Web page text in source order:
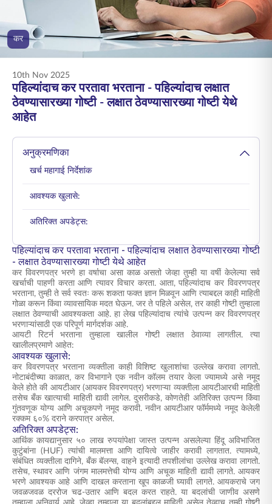
ENGLISH
ऑनलाइन खरेदी करा प्रीमियम भरा
कर
10th Nov 2025
पहिल्यांदाच कर परतावा भरताना - पहिल्यांदाच लक्षात
ठेवण्यासारख्या गोष्टी - लक्षात ठेवण्यासारख्या गोष्टी येथे
आहेत
अनुक्रमणिका
खर्च महागाई निर्देशांक
आवश्यक खुलासे:
अतिरिक्त अपडेट्स:
पहिल्यांदाच कर परतावा भरताना - पहिल्यांदाच लक्षात ठेवण्यासारख्या गोष्टी
- लक्षात ठेवण्यासारख्या गोष्टी येथे आहेत
कर विवरणपत्र भरणे हा वर्षाचा असा काळ असतो जेव्हा तुम्ही या वर्षी केलेल्या सर्व
खर्चाची पाहणी करता आणि त्यावर विचार करता. आता, पहिल्यांदाच कर विवरणपत्र
भरताना, तुम्ही ते सर्व स्वतः करू शकता फक्त ज्ञान मिळवून आणि त्याबद्दल काही माहिती
गोळा करून किंवा व्यावसायिक मदत घेऊन. जर ते पहिले असेल, तर काही गोष्टी तुम्हाला
लक्षात ठेवण्याची आवश्यकता आहे. हा लेख पहिल्यांदाच त्यांचे उत्पन्न कर विवरणपत्र
भरणाऱ्यांसाठी एक परिपूर्ण मार्गदर्शक आहे.
आयटी रिटर्न भरताना तुम्हाला खालील गोष्टी लक्षात ठेवाव्या लागतील. त्या
खालीलप्रमाणे आहेत:
आवश्यक खुलासे:
कर विवरणपत्र भरताना व्यक्तीला काही विशिष्ट खुलाशांचा उल्लेख करावा लागतो.
नोटाबंदीच्या काळात, कर विभागाने एक नवीन कॉलम तयार केला ज्यामध्ये असे नमूद
केले होते की आयटीआर (आयकर विवरणपत्र) भरणाऱ्या व्यक्तीला आयटीआरची माहिती
तसेच बँक खात्याची माहिती द्यावी लागेल. दुसरीकडे, कोणतेही अतिरिक्त उत्पन्न किंवा
गुंतवणूक योग्य आणि अचूकपणे नमूद करावी. नवीन आयटीआर फॉर्ममध्ये नमूद केलेली
रक्कम ६०% दराने करपात्र असेल.
अतिरिक्त अपडेट्स:
आर्थिक कायद्यानुसार ५० लाख रुपयांपेक्षा जास्त उत्पन्न असलेल्या हिंदू अविभाजित
कुटुंबांना (HUF) त्यांची मालमत्ता आणि दायित्वे जाहीर करावी लागतात. त्यामध्ये,
संबंधित व्यक्तीला दागिने, बँक बॅलन्स, वाहने इत्यादी तपशीलांचा उल्लेख करावा लागतो.
तसेच, स्थावर आणि जंगम मालमत्तेची योग्य आणि अचूक माहिती द्यावी लागते. आयकर
भरणे आवश्यक आहे आणि दाखल करताना खूप काळजी घ्यावी लागते. आयकराचे जग
जवळजवळ दररोज चढ-उतार आणि बदल करत राहते. या बदलांची जाणीव असणे